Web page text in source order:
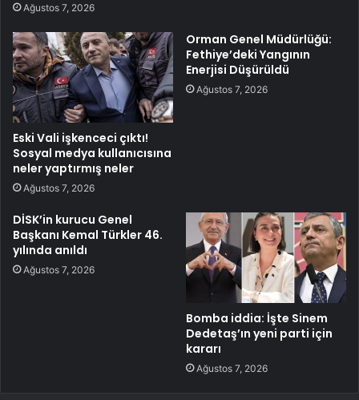
Ağustos 7, 2026
Eski Vali işkenceci çıktı!
Sosyal medya kullanıcısına
neler yaptırmış neler
Ağustos 7, 2026
Orman Genel Müdürlüğü:
Fethiye’deki Yangının
Enerjisi Düşürüldü
Ağustos 7, 2026
DİSK’in kurucu Genel
Başkanı Kemal Türkler 46.
yılında anıldı
Ağustos 7, 2026
Bomba iddia: İşte Sinem
Dedetaş’ın yeni parti için
kararı
Ağustos 7, 2026